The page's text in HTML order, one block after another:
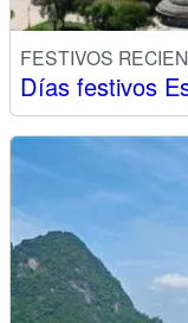
FESTIVOS
Días festivos